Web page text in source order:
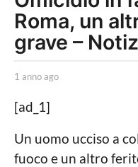
n
n
o
a
o
1
a
Roma, un
grave –
b
L
a
P
o
l
1 anno ago
a
g
[ad_1]
Un uomo ucciso a
fuoco e un altro